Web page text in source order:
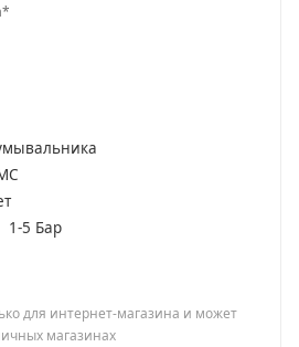
1-5 Бар
для интернет-магазина и может
магазинах